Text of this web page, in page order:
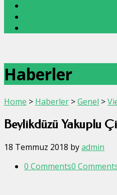
Haberler
Home > Haberler >Genel >
Beylikdüzü Yakuplu
18 Temmuz 2018 byadmin
0 Comments0